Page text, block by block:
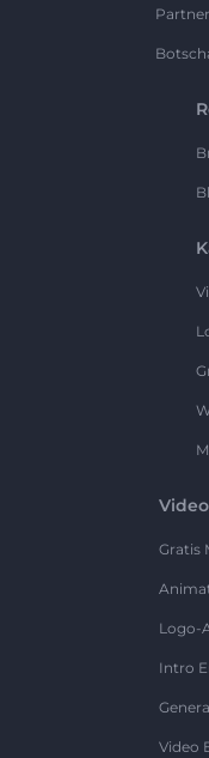
Gratis
Logo-
Intro
Video